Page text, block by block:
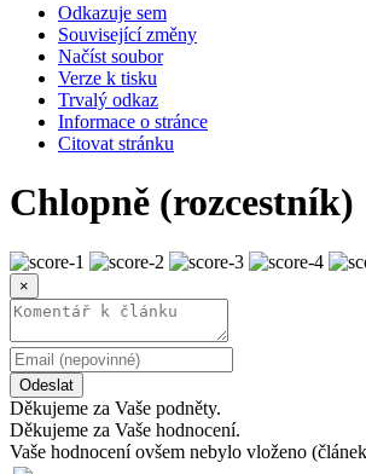
Odkazuje sem
Související změny
Načíst soubor
Verze k tisku
Trvalý odkaz
Informace o stránce
Citovat stránku
Chlopně (rozcestník)
×
Odeslat
Děkujeme za Vaše podněty.
Děkujeme za Vaše hodnocení.
Vaše hodnocení ovšem nebylo vloženo